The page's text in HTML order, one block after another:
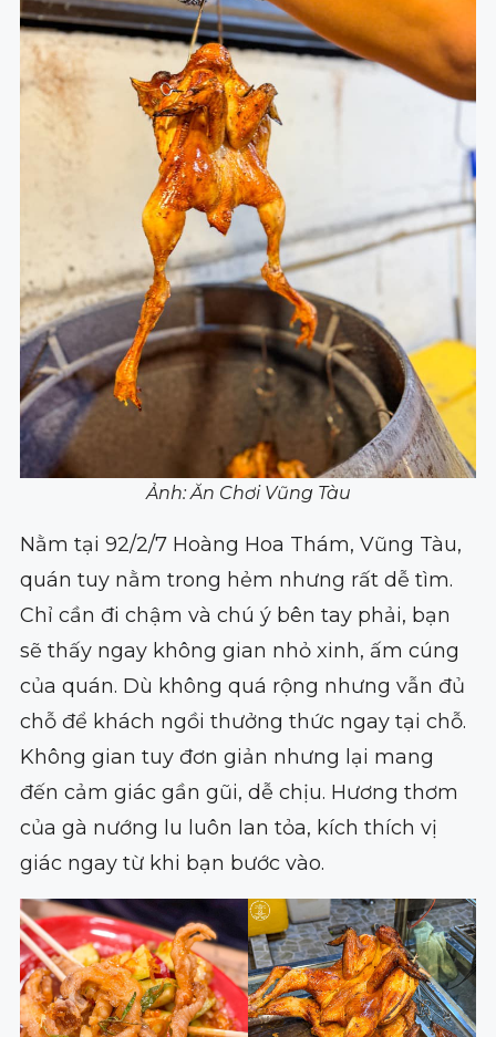
Ảnh: Ăn Chơi Vũng Tàu
Nằm tại 92/2/7 Hoàng Hoa Thám, Vũng Tàu,
quán tuy nằm trong hẻm nhưng rất dễ tìm.
Chỉ cần đi chậm và chú ý bên tay phải, bạn
sẽ thấy ngay không gian nhỏ xinh, ấm cúng
của quán. Dù không quá rộng nhưng vẫn đủ
chỗ để khách ngồi thưởng thức ngay tại chỗ.
Không gian tuy đơn giản nhưng lại mang
đến cảm giác gần gũi, dễ chịu. Hương thơm
của gà nướng lu luôn lan tỏa, kích thích vị
giác ngay từ khi bạn bước vào.